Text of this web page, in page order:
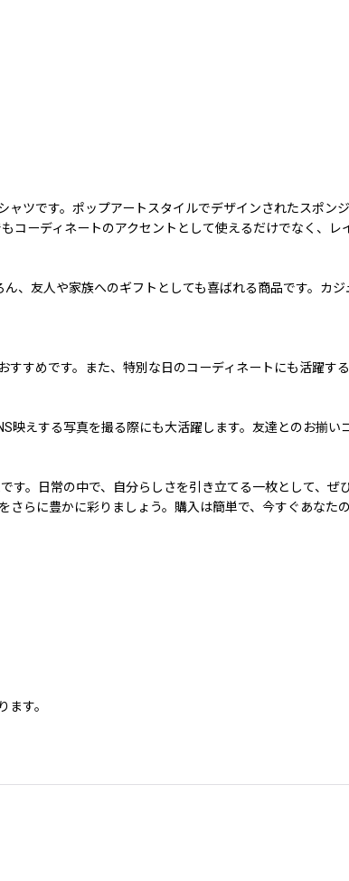
ツです。ポップアートスタイルでデザインされたスポン
ーディネートのアクセントとして使えるだけでなく、レ
、友人や家族へのギフトとしても喜ばれる商品です。カ
すめです。また、特別な日のコーディネートにも活躍す
えする写真を撮る際にも大活躍します。友達とのお揃い
。日常の中で、自分らしさを引き立てる一枚として、ぜ
らに豊かに彩りましょう。購入は簡単で、今すぐあなた
す。